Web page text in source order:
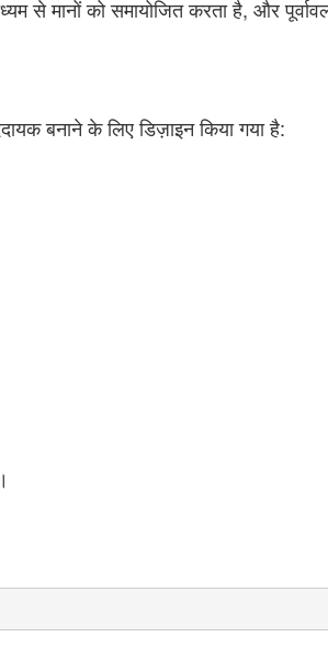
से मानों को समायोजित करता है, और
बनाने के लिए डिज़ाइन किया गया है: